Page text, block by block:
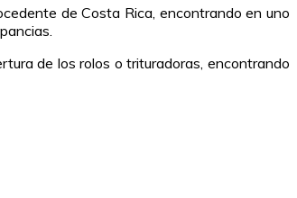
de Costa Rica, encontrando en uno
de los rolos o trituradoras, encontrando